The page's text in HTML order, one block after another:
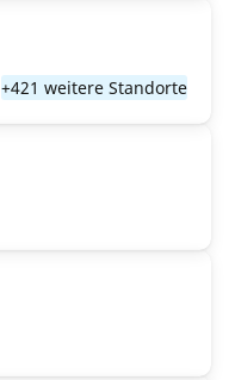
+421 weitere Standorte